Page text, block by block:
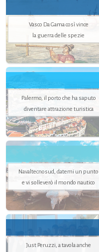
Vasco Da Gama così vince
la guerra delle spezie
Palermo, il porto che ha saputo
diventare attrazione turistica
Navaltecnosud, datemi un punto
e vi solleverò il mondo nautico
Just Peruzzi, a tavola anche